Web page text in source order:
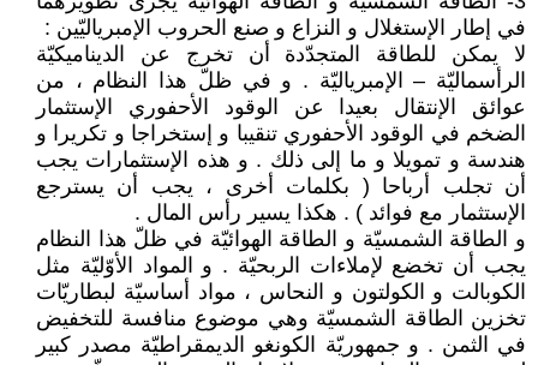
في إطار الإستغلال و النزاع و صنع الحروب الإمبرياليّين :
لا يمكن للطاقة المتجدّدة أن تخرج عن الديناميكيّة
الرأسماليّة – الإمبرياليّة . و في ظلّ هذا النظام ، من
عوائق الإنتقال بعيدا عن الوقود الأحفوري الإستثمار
الضخم في الوقود الأحفوري تنقيبا و إستخراجا و تكريرا و
هندسة و تمويلا و ما إلى ذلك . و هذه الإستثمارات يجب
أن تجلب أرباحا ( بكلمات أخرى ، يجب أن يسترجع
الإستثمار مع فوائد ) . هكذا يسير رأس المال .
و الطاقة الشمسيّة و الطاقة الهوائيّة في ظلّ هذا النظام
يجب أن تخضع لإملاءات الربحيّة . و المواد الأوّليّة مثل
الكوبالت و الكولتون و النحاس ، مواد أساسيّة لبطاريّات
تخزين الطاقة الشمسيّة وهي موضوع منافسة للتخفيض
في الثمن . و جمهوريّة الكونغو الديمقراطيّة مصدر كبير